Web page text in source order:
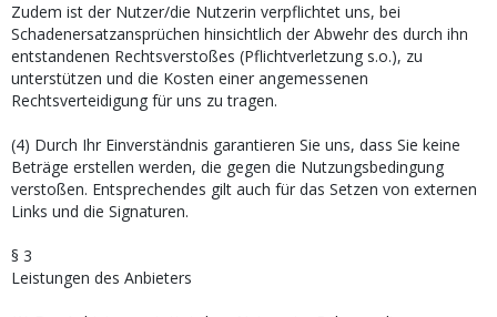
Zudem ist der Nutzer/die Nutzerin verpflichtet uns, bei
Schadenersatzansprüchen hinsichtlich der Abwehr des durch ihn
entstandenen Rechtsverstoßes (Pflichtverletzung s.o.), zu
unterstützen und die Kosten einer angemessenen
Rechtsverteidigung für uns zu tragen.
(4) Durch Ihr Einverständnis garantieren Sie uns, dass Sie keine
Beträge erstellen werden, die gegen die Nutzungsbedingung
verstoßen. Entsprechendes gilt auch für das Setzen von externen
Links und die Signaturen.
§ 3
Leistungen des Anbieters